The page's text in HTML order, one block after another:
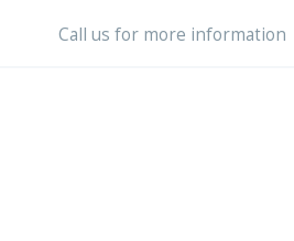
Call us for more information